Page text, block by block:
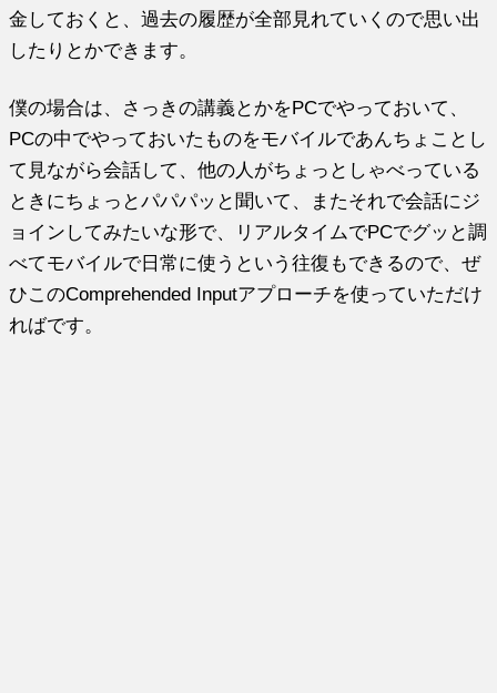
金しておくと、過去の履歴が全部見れていくので思い出
したりとかできます。
僕の場合は、さっきの講義とかをPCでやっておいて、
PCの中でやっておいたものをモバイルであんちょことし
て見ながら会話して、他の人がちょっとしゃべっている
ときにちょっとパパパッと聞いて、またそれで会話にジ
ョインしてみたいな形で、リアルタイムでPCでグッと調
べてモバイルで日常に使うという往復もできるので、ぜ
ひこのComprehended Inputアプローチを使っていただけ
ればです。